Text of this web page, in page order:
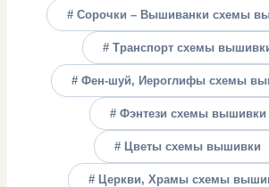
# Сорочки – Вышиванки схемы
# Транспорт схемы
# Фен-шуй, Иероглифы схемы
# Фэнтези схемы вышивки
# Цветы схемы вышивки
# Церкви, Храмы схемы